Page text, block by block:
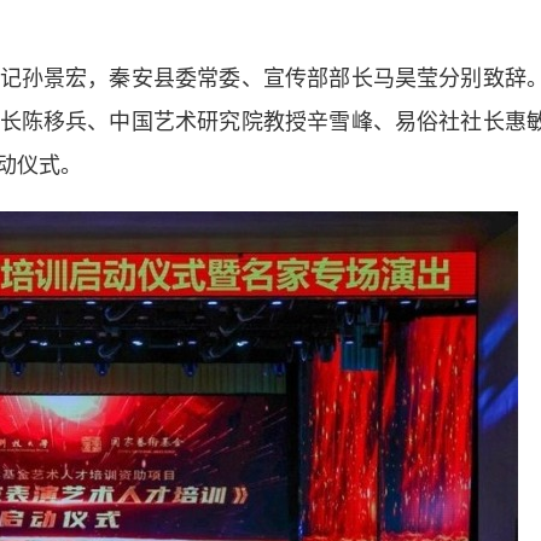
景宏，秦安县委常委、宣传部部长马昊莹分别致辞
陈移兵、中国艺术研究院教授辛雪峰、易俗社社长惠
仪式。